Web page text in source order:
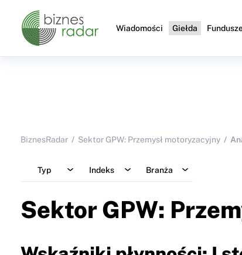
Wiadomości Giełda
BiznesRadar Sektor GPW: Przemysł motoryzacyjny
Typ Indeks Branża
Sektor GPW: